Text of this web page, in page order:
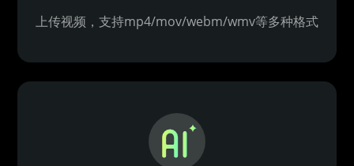
上传视频，支持mp4/mov/webm/wmv等多种格式